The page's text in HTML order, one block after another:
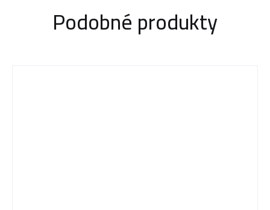
Podobné produkty